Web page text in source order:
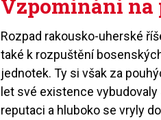
Vzpomínání na
Rozpad rakousko-uherské
také k rozpuštění
jednotek. Ty si však za
let své existence vybudovaly
reputaci a hluboko se vryly do